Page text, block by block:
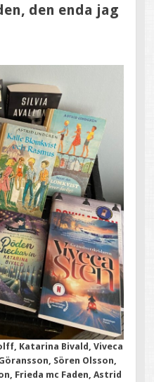
den enda jag
Katarina Bivald, Viveca
Sören Olsson,
Frieda mc Faden, Astrid